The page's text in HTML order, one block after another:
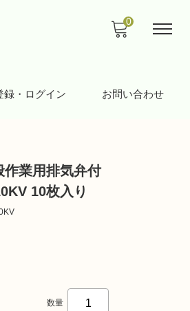
録・ログイン お問い合わせ
0
業用排気弁付
10枚入り
数量